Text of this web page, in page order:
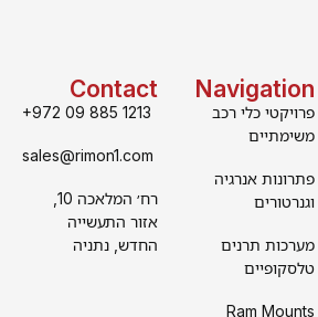
Contact
+972 09 885 1213
sales@rimon1.com
אזור התעשייה
החדש, נתניה
Navigation
פרויקטי כלי רכב
משימתיים
פתרונות אנרגיה
וגנרטורים
מערכות תרנים
טלסקופיים
Ram Mounts